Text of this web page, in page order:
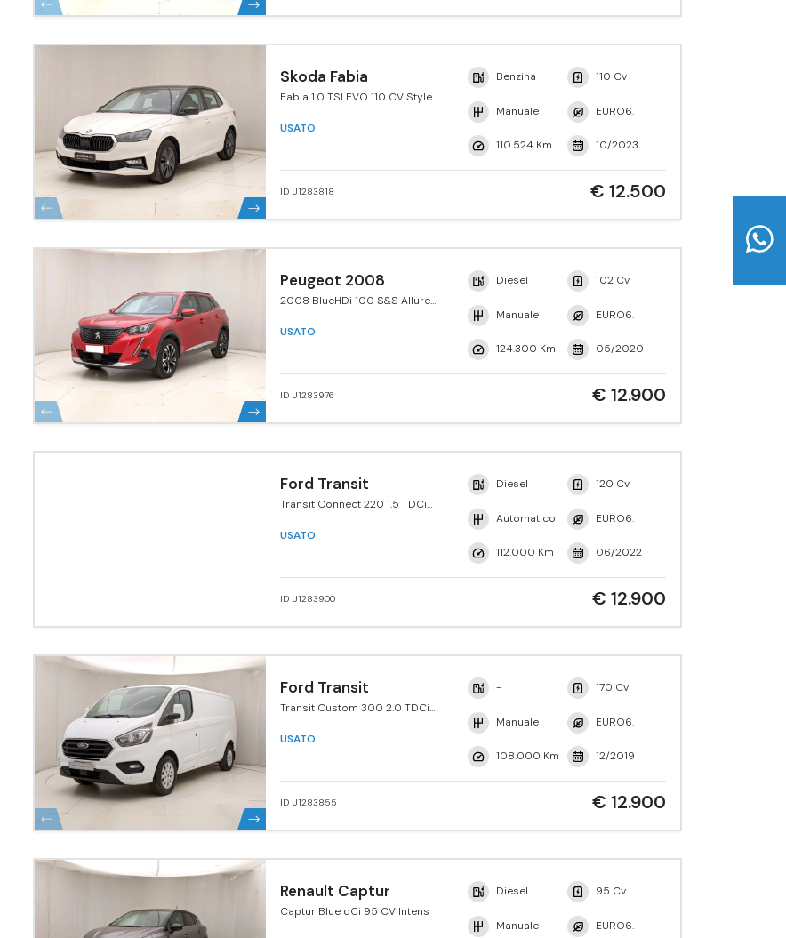
Skoda Fabia
Fabia 1.0 TSI EVO 110 CV Style
USATO
Benzina 110 Cv
Manuale EURO6.
110.524 Km 10/2023
ID U1283818 € 12.500
Peugeot 2008
2008 BlueHDi 100 S&S Allure
USATO
Diesel 102 Cv
Manuale EURO6.
124.300 Km 05/2020
ID U1283976 € 12.900
Ford Transit
Transit Connect 220 1.5 TDCi
USATO
Diesel 120 Cv
Automatico EURO6.
112.000 Km 06/2022
ID U1283900 € 12.900
Ford Transit
Transit Custom 300 2.0 TDCi
USATO
- 170 Cv
Manuale EURO6.
108.000 Km 12/2019
ID U1283855 € 12.900
Renault Captur
Captur Blue dCi 95 CV Intens
Diesel 95 Cv
Manuale EURO6.